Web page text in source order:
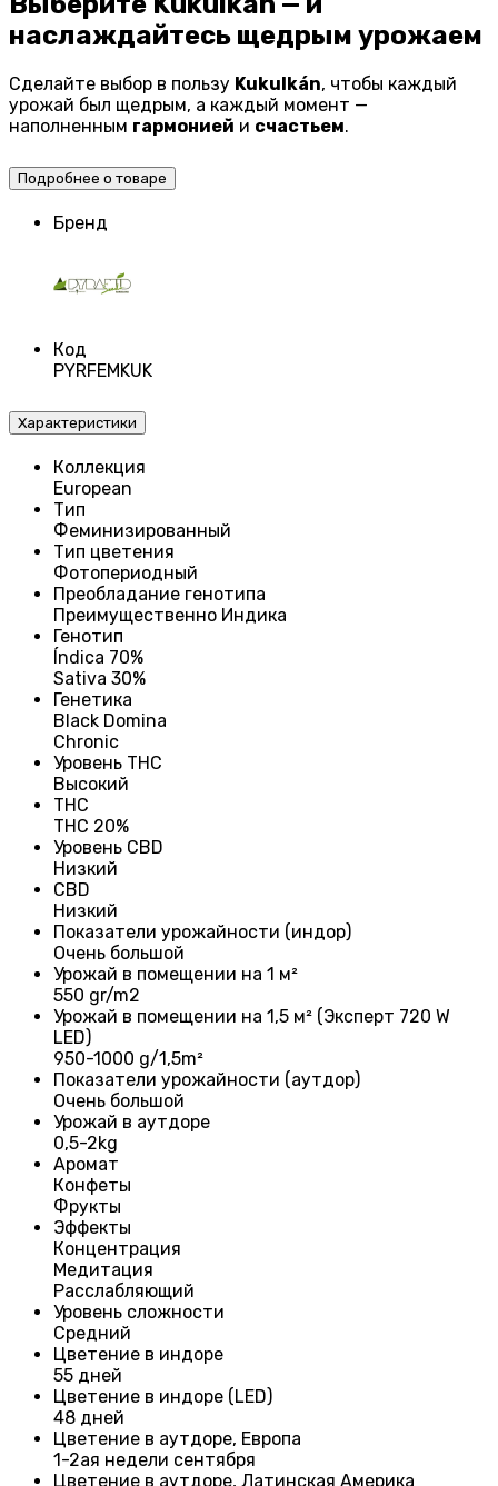
наслаждайтесь щедрым урожаем
Сделайте выбор в пользу Kukulkán, чтобы каждый
урожай был щедрым, а каждый момент —
наполненным гармонией и счастьем.
Подробнее о товаре
Бренд
Код
PYRFEMKUK
Характеристики
Коллекция
European
Тип
Феминизированный
Тип цветения
Фотопериодный
Преобладание генотипа
Преимущественно Индика
Генотип
Índica 70%
Sativa 30%
Генетика
Black Domina
Chronic
Уровень THC
Высокий
THC
THC 20%
Уровень CBD
Низкий
CBD
Низкий
Показатели урожайности (индор)
Очень большой
Урожай в помещении на 1 м²
550 gr/m2
Урожай в помещении на 1,5 м² (Эксперт 720 W
LED)
950-1000 g/1,5m²
Показатели урожайности (аутдор)
Очень большой
Урожай в аутдоре
0,5-2kg
Аромат
Конфеты
Фрукты
Эффекты
Концентрация
Медитация
Расслабляющий
Уровень сложности
Средний
Цветение в индоре
55 дней
Цветение в индоре (LED)
48 дней
Цветение в аутдоре, Европа
1-2ая недели сентября
Цветение в аутдоре, Латинская Америка